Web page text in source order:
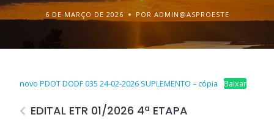
6 DE MARÇO DE 2026 POR ADMIN@ASPROESTE
novo PDOT DODF 035 24-02-2026 SUPLEMENTO – cópia Baixar
EDITAL ETR 01/2026 4ª ETAPA